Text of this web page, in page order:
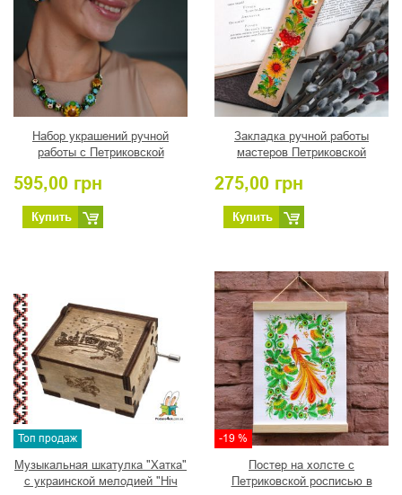
Набор украшений ручной
работы с Петриковской
595,00 грн
Купить
Закладка ручной работы
мастеров Петриковской
275,00 грн
Купить
Топ продаж
Музыкальная шкатулка "Хатка"
с украинской мелодией "Ніч
-19 %
Постер на холсте с
Петриковской росписью в